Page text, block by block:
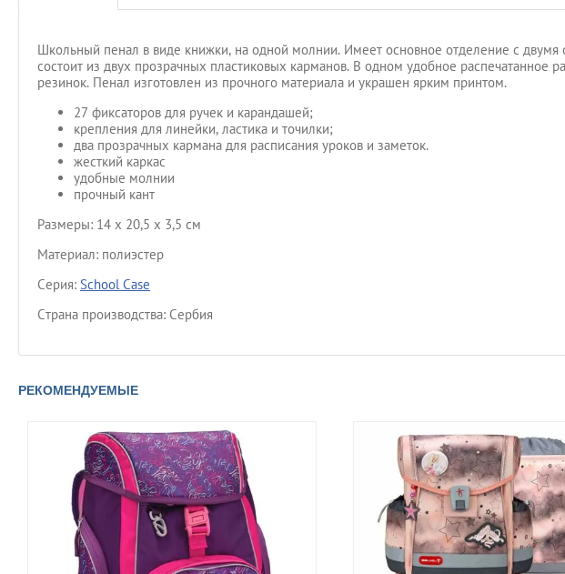
Школьный пенал в виде книжки, на одной молнии. Имеет основное отделение с двумя
состоит из двух прозрачных пластиковых карманов. В одном удобное распечатанное
резинок. Пенал изготовлен из прочного материала и украшен ярким принтом.
27 фиксаторов для ручек и карандашей;
крепления для линейки, ластика и точилки;
два прозрачных кармана для расписания уроков и заметок.
жесткий каркас
удобные молнии
прочный кант
Размеры: 14 x 20,5 x 3,5 см
Материал: полиэстер
Серия: School Case
Страна производства: Сербия
РЕКОМЕНДУЕМЫЕ